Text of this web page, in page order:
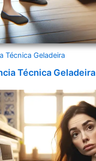
Técnica Geladeira
Técnica Geladeira